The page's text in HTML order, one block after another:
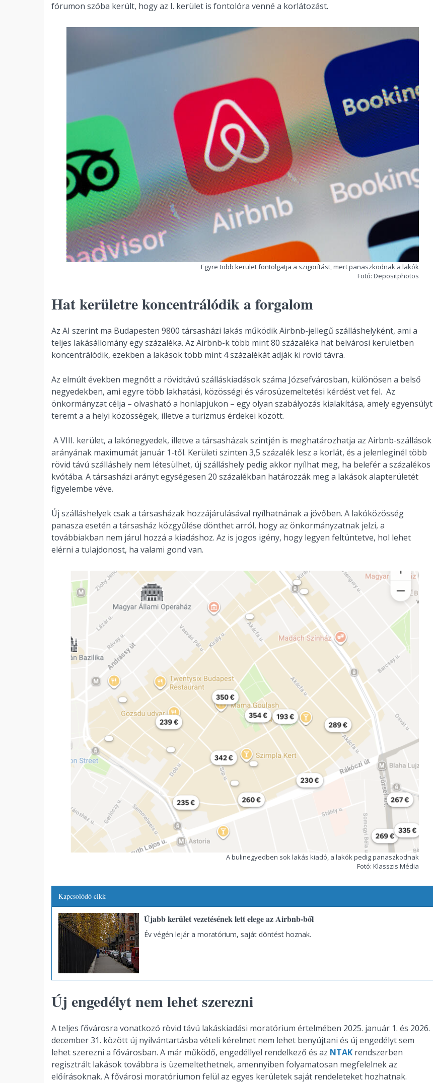
fórumon szóba került, hogy az I. kerület is fontolóra venné a korlátozást.
Egyre több kerület fontolgatja a szigorítást, mert panaszkodnak a lakók
Fotó: Depositphotos
Hat kerületre koncentrálódik a forgalom
Az AI szerint ma Budapesten 9800 társasházi lakás működik Airbnb-jellegű szálláshelyként, ami a
teljes lakásállomány egy százaléka. Az Airbnb-k több mint 80 százaléka hat belvárosi kerületben
koncentrálódik, ezekben a lakások több mint 4 százalékát adják ki rövid távra.
Az elmúlt években megnőtt a rövidtávú szálláskiadások száma Józsefvárosban, különösen a belső
negyedekben, ami egyre több lakhatási, közösségi és városüzemeltetési kérdést vet fel. Az
önkormányzat célja – olvasható a honlapjukon – egy olyan szabályozás kialakítása, amely egyensúlyt
teremt a a helyi közösségek, illetve a turizmus érdekei között.
A VIII. kerület, a lakónegyedek, illetve a társasházak szintjén is meghatározhatja az Airbnb-szállások
arányának maximumát január 1-től. Kerületi szinten 3,5 százalék lesz a korlát, és a jelenleginél több
rövid távú szálláshely nem létesülhet, új szálláshely pedig akkor nyílhat meg, ha belefér a százalékos
kvótába. A társasházi arányt egységesen 20 százalékban határozzák meg a lakások alapterületét
figyelembe véve.
Új szálláshelyek csak a társasházak hozzájárulásával nyílhatnának a jövőben. A lakóközösség
panasza esetén a társasház közgyűlése dönthet arról, hogy az önkormányzatnak jelzi, a
továbbiakban nem járul hozzá a kiadáshoz. Az is jogos igény, hogy legyen feltüntetve, hol lehet
elérni a tulajdonost, ha valami gond van.
A bulinegyedben sok lakás kiadó, a lakók pedig panaszkodnak
Fotó: Klasszis Média
Kapcsolódó cikk
Újabb kerület vezetésének lett elege az Airbnb-ből
Év végén lejár a moratórium, saját döntést hoznak.
Új engedélyt nem lehet szerezni
A teljes fővárosra vonatkozó rövid távú lakáskiadási moratórium értelmében 2025. január 1. és 2026.
december 31. között új nyilvántartásba vételi kérelmet nem lehet benyújtani és új engedélyt sem
lehet szerezni a fővárosban. A már működő, engedéllyel rendelkező és az NTAK rendszerben
regisztrált lakások továbbra is üzemeltethetnek, amennyiben folyamatosan megfelelnek az
előírásoknak. A fővárosi moratóriumon felül az egyes kerületek saját rendeleteket hozhatnak.